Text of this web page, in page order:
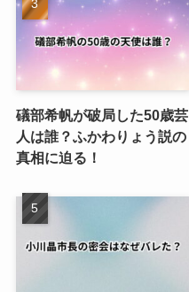
礒部希帆が破局した50歳芸
人は誰？ふかわりょう説の
真相に迫る！